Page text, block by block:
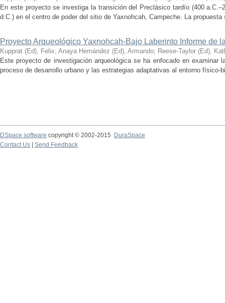
En este proyecto se investiga la transición del Preclásico tardío (400
d.C.) en el centro de poder del sitio de Yaxnohcah, Campeche. La
Proyecto Arqueológico Yaxnohcah-Bajo Laberinto Informe de
Kupprat (Ed), Felix; Anaya Hernández (Ed), Armando; Reese-Taylor (Ed),
Este proyecto de investigación arqueológica se ha enfocado en examinar
proceso de desarrollo urbano y las estrategias adaptativas al entorno físico-
DSpace software copyright © 2002-2015
DuraSpace
Contact Us
Send Feedback